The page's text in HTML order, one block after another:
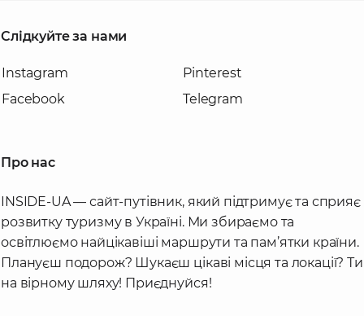
Слідкуйте за нами
Instagram
Facebook
Pinterest
Telegram
Про нас
INSIDE-UA — сайт-путівник, який підтримує та сприяє
розвитку туризму в Україні. Ми збираємо та
освітлюємо найцікавіші маршрути та пам’ятки країни.
Плануєш подорож? Шукаєш цікаві місця та локації? Ти
на вірному шляху! Приєднуйся!